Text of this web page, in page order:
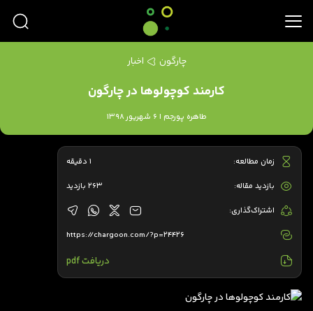
چارگون اخبار
کارمند کوچولوها در چارگون
طاهره پورجم | 6 شهریور 1398
زمان مطالعه: 1 دقیقه
بازدید مقاله: 263 بازدید
اشتراک‌گذاری:
https://chargoon.com/?p=24426
دریافت pdf